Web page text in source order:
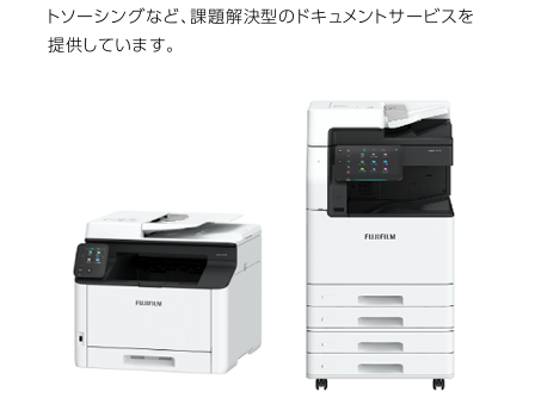
トソーシングなど、課題解決型のドキュメントサービスを
提供しています。